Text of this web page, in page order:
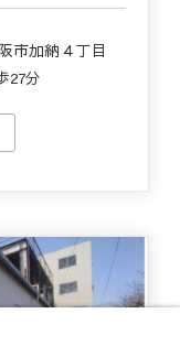
市加納４丁目
27分